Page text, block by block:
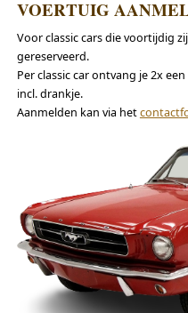
VOERTUIG
Voor classic cars die voortijdig
gereserveerd.
Per classic car ontvang je 2x
incl. drankje.
Aanmelden kan via het